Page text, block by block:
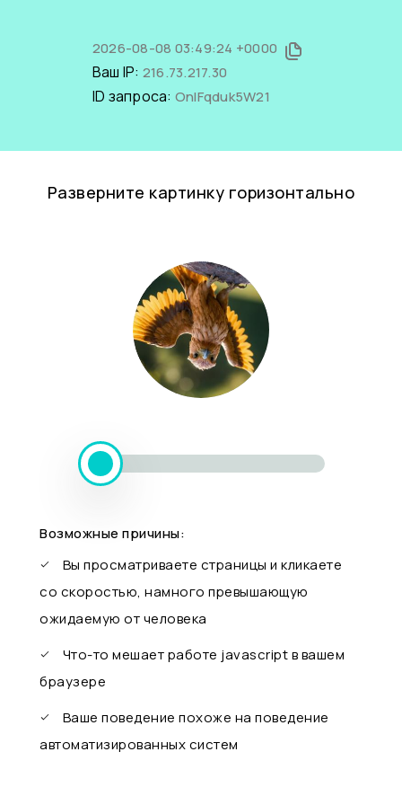
2026-08-08 03:49:24 +0000
Ваш IP: 216.73.217.30
ID запроса: OnIFqduk5W21
Разверните картинку горизонтально
Возможные причины:
Вы просматриваете страницы и кликаете
со скоростью, намного превышающую
ожидаемую от человека
Что-то мешает работе javascript в вашем
браузере
Ваше поведение похоже на поведение
автоматизированных систем